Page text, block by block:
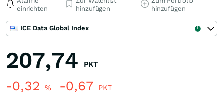
einrichten
hinzufügen
hinzufügen
ICE Data Global Index
207,74 PKT
-0,32 % -0,67 PKT